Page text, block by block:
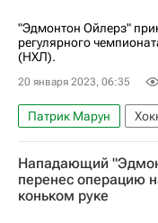
"Эдмонтон Ойлерз"
регулярного
(НХЛ).
20 января 2023, 06:35
Патрик Марун
Национальная
Тампа-Бэй Лайтнинг
Клим Костин
Нападающий
перенес операцию
коньком руке